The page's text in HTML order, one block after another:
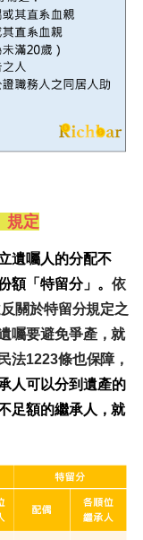
規定
遺囑人的分配不
額「特留分」。 依
關於特留分規定之
囑要避免爭產，就
法1223條也保障，
人可以分到遺產的
足額的繼承人，就